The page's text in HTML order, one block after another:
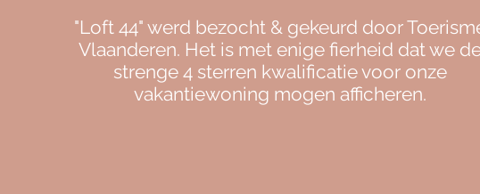
"Loft 44" werd bezocht & gekeurd door
Vlaanderen. Het is met enige fierheid dat we
strenge 4 sterren kwalificatie voor onze
vakantiewoning mogen afficheren.